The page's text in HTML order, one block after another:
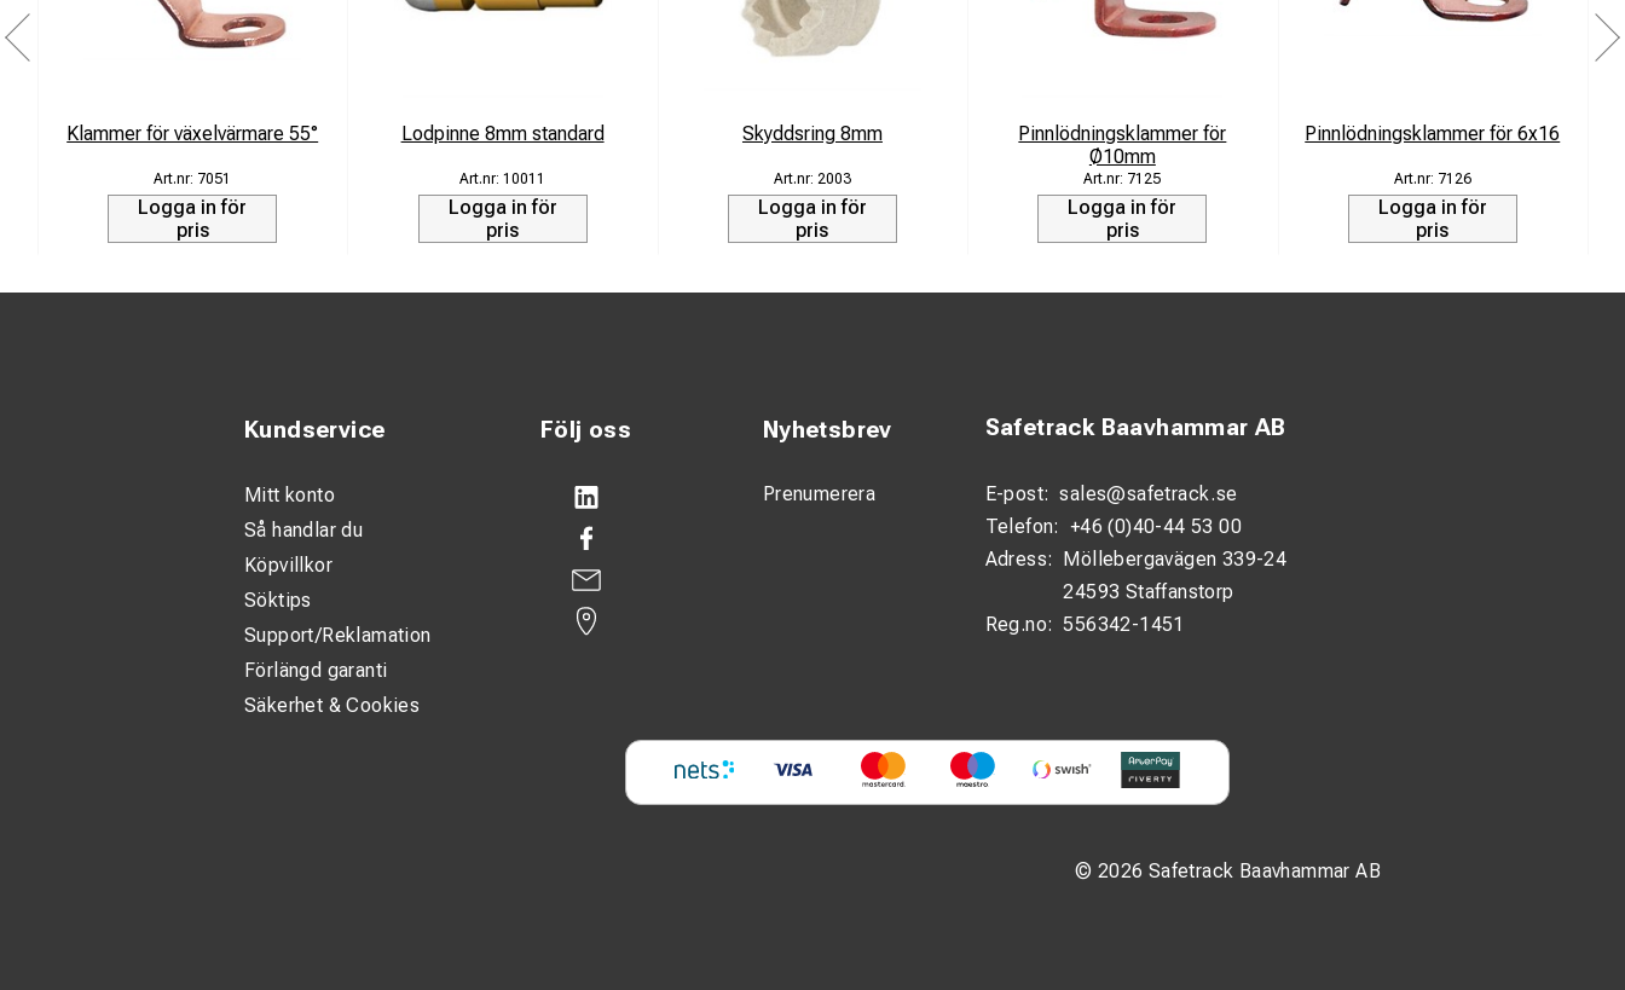
Klammer för växelvärmare 55°
7051
Logga in för
pris
Lodpinne 8mm standard
10011
Logga in för
pris
Skyddsring 8mm
2003
Logga in för
pris
Pinnlödningsklammer för
Ø10mm
7125
Logga in för
pris
Pinnlödningsklammer för 6x16
7126
Logga in för
pris
Följ oss Nyhetsbrev
Prenumerera
© 2026 Safetrack Baavhammar AB
Safetrack Baavhammar AB
E-post: sales@safetrack.se
Telefon: +46 (0)40-44 53 00
Adress: Möllebergavägen 339-24
24593 Staffanstorp
Reg.no: 556342-1451
Kundservice
Mitt konto
Så handlar du
Köpvillkor
Söktips
Support/Reklamation
Förlängd garanti
Säkerhet & Cookies